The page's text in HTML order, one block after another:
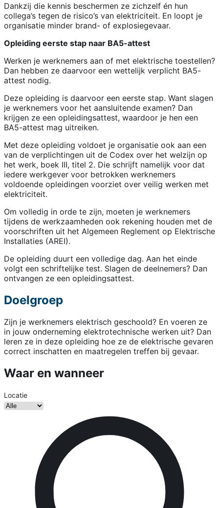
Dankzij die kennis beschermen ze zichzelf én hun
collega’s tegen de risico’s van elektriciteit. En loopt je
organisatie minder brand- of explosiegevaar.
Opleiding eerste stap naar BA5-attest
Werken je werknemers aan of met elektrische toestellen?
Dan hebben ze daarvoor een wettelijk verplicht BA5-
attest nodig.
Deze opleiding is daarvoor een eerste stap. Want slagen
je werknemers voor het aansluitende examen? Dan
krijgen ze een opleidingsattest, waardoor je hen een
BA5-attest mag uitreiken.
Met deze opleiding voldoet je organisatie ook aan een
van de verplichtingen uit de Codex over het welzijn op
het werk, boek III, titel 2. Die schrijft namelijk voor dat
iedere werkgever voor betrokken werknemers
voldoende opleidingen voorziet over veilig werken met
elektriciteit.
Om volledig in orde te zijn, moeten je werknemers
tijdens de werkzaamheden ook rekening houden met de
voorschriften uit het Algemeen Reglement op Elektrische
Installaties (AREI).
De opleiding duurt een volledige dag. Aan het einde
volgt een schriftelijke test. Slagen de deelnemers? Dan
ontvangen ze een opleidingsattest.
Doelgroep
Zijn je werknemers elektrisch geschoold? En voeren ze
in jouw onderneming elektrotechnische werken uit? Dan
leren ze in deze opleiding hoe ze de elektrische gevaren
correct inschatten en maatregelen treffen bij gevaar.
Waar en wanneer
Locatie